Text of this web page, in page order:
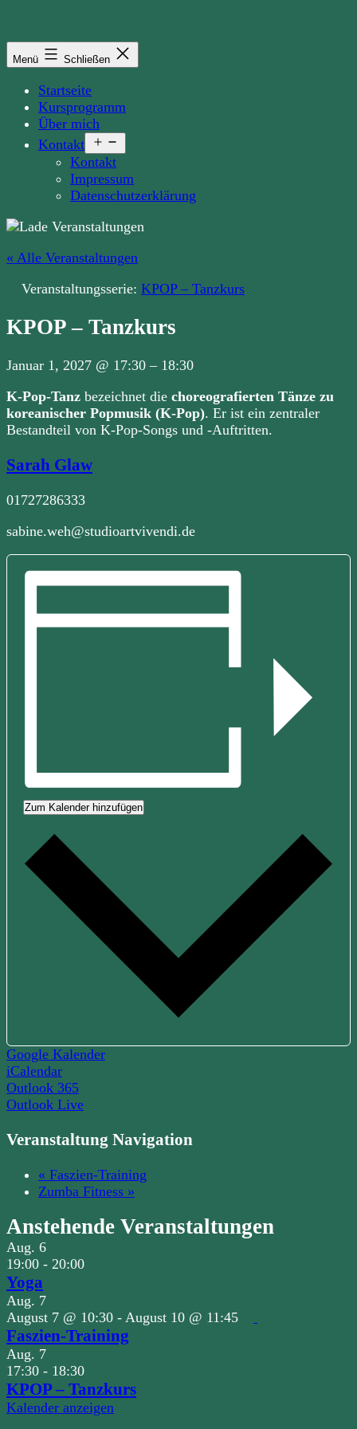
springen
Menü Schließen
Startseite
Kursprogramm
Über mich
Kontakt
öffnen
Kontakt
Impressum
Datenschutzerklärung
« Alle Veranstaltungen
Veranstaltungsserie: KPOP – Tanzkurs
KPOP – Tanzkurs
Januar 1, 2027 @ 17:30 – 18:30
K-Pop-Tanz bezeichnet die choreografierten Tänze zu
koreanischer Popmusik (K-Pop). Er ist ein zentraler
Bestandteil von K-Pop-Songs und -Auftritten.
Sarah Glaw
01727286333
sabine.weh@studioartvivendi.de
Zum Kalender hinzufügen
Google Kalender
iCalendar
Outlook 365
Outlook Live
Veranstaltung Navigation
« Faszien-Training
Zumba Fitness »
Anstehende Veranstaltungen
Aug. 6
19:00 - 20:00
Yoga
Aug. 7
August 7 @ 10:30 - August 10 @ 11:45
Faszien-Training
Aug. 7
17:30 - 18:30
KPOP – Tanzkurs
Kalender anzeigen